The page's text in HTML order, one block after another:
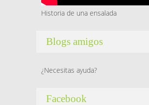
Historia de una ensalada
Blogs amigos
¿Necesitas ayuda?
Facebook